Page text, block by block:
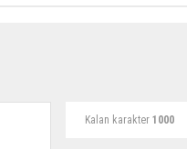
Kalan karakter 1000